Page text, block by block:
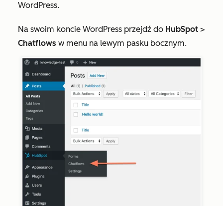
WordPress.
Na swoim koncie WordPress przejdź do HubSpot >
Chatflows w menu na lewym pasku bocznym.